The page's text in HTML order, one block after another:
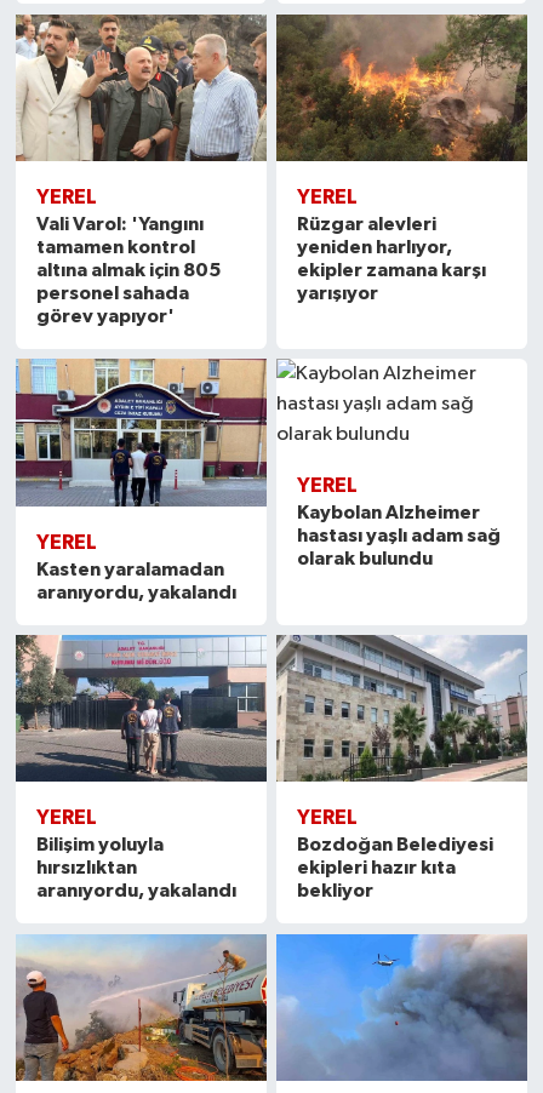
YEREL
Vali Varol: 'Yangını
tamamen kontrol
altına almak için 805
personel sahada
görev yapıyor'
YEREL
Rüzgar alevleri
yeniden harlıyor,
ekipler zamana karşı
yarışıyor
YEREL
Kasten yaralamadan
aranıyordu, yakalandı
YEREL
Kaybolan Alzheimer
hastası yaşlı adam sağ
olarak bulundu
YEREL
Bilişim yoluyla
hırsızlıktan
aranıyordu, yakalandı
YEREL
Bozdoğan Belediyesi
ekipleri hazır kıta
bekliyor